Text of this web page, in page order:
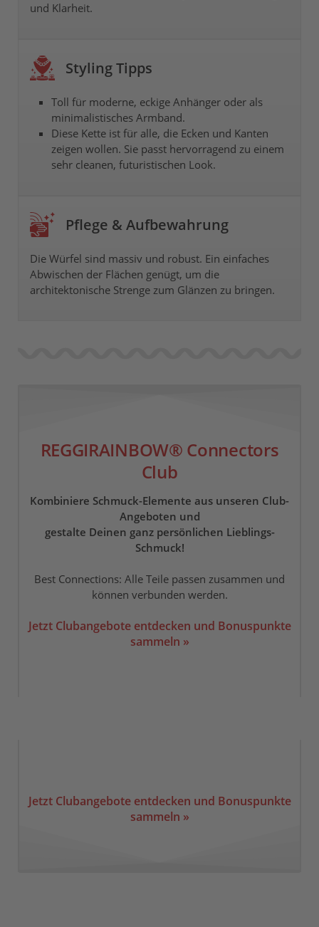
und Klarheit.
Styling Tipps
Toll für moderne, eckige Anhänger oder als
minimalistisches Armband.
Diese Kette ist für alle, die Ecken und Kanten
zeigen wollen. Sie passt hervorragend zu einem
sehr cleanen, futuristischen Look.
Pflege & Aufbewahrung
Die Würfel sind massiv und robust. Ein einfaches
Abwischen der Flächen genügt, um die
architektonische Strenge zum Glänzen zu bringen.
REGGIRAINBOW® Connectors
Club
Kombiniere Schmuck-Elemente aus unseren Club-
Angeboten und
gestalte Deinen ganz persönlichen Lieblings-
Schmuck!
Best Connections: Alle Teile passen zusammen und
können verbunden werden.
Jetzt Clubangebote entdecken und Bonuspunkte
sammeln »
Jetzt Clubangebote entdecken und Bonuspunkte
sammeln »